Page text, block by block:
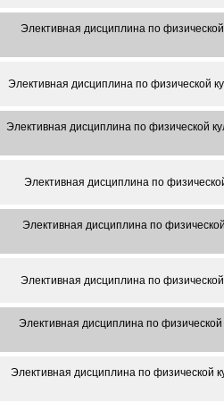
Элективная дисциплина по
Элективная дисциплина по физической
Элективная дисциплина по физической
Элективная дисциплина по
Элективная дисциплина по
Элективная дисциплина по
Элективная дисциплина по
Элективная дисциплина по физической